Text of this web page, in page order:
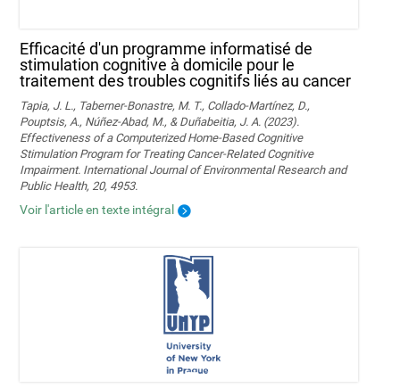
Efficacité d'un programme informatisé de
stimulation cognitive à domicile pour le
traitement des troubles cognitifs liés au cancer
Tapia, J. L., Taberner-Bonastre, M. T., Collado-Martínez, D.,
Pouptsis, A., Núñez-Abad, M., & Duñabeitia, J. A. (2023).
Effectiveness of a Computerized Home-Based Cognitive
Stimulation Program for Treating Cancer-Related Cognitive
Impairment. International Journal of Environmental Research and
Public Health, 20, 4953.
Voir l'article en texte intégral